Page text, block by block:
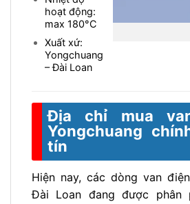
hoạt động:
max 180°C
Xuất xứ:
Yongchuang
– Đài Loan
Địa chỉ mua
Yongchuang
tín
Hiện nay, các dòng van
Đài Loan đang được